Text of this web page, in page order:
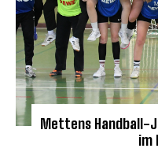
Mettens Handball-
im